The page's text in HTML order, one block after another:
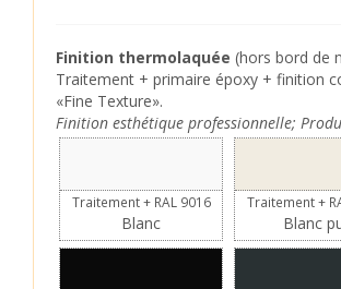
Finition thermolaquée (hors bord de
Traitement + primaire époxy + finition
«Fine Texture».
Finition esthétique professionnelle;
Traitement + RAL 9016
Blanc
Traitement +
Blanc